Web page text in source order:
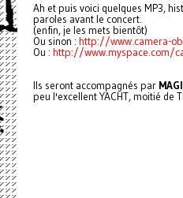
Ah et puis voici quelques MP3,
paroles avant le concert.
(enfin, je les mets bientôt)
Ou sinon : http://www.camera-
Ou : http://www.myspace.com/
Ils seront accompagnés par
peu l'excellent YACHT, moitié de